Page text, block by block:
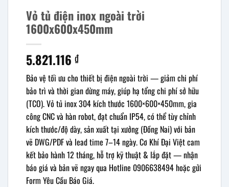
Vỏ tủ điện inox ngoài trời
1600x600x450mm
5.821.116 ₫
Bảo vệ tối ưu cho thiết bị điện ngoài trời — giảm chi phí
bảo trì và thời gian dừng máy, giúp hạ tổng chi phí sở hữu
(TCO). Vỏ tủ inox 304 kích thước 1600×600×450mm, gia
công CNC và hàn robot, đạt chuẩn IP54, có thể tùy chỉnh
kích thước/độ dày, sản xuất tại xưởng (Đồng Nai) với bản
vẽ DWG/PDF và lead time 7–14 ngày. Cơ Khí Đại Việt cam
kết bảo hành 12 tháng, hỗ trợ kỹ thuật & lắp đặt — nhận
báo giá và bản vẽ ngay qua Hotline 0906638494 hoặc gửi
Form Yêu Cầu Báo Giá.